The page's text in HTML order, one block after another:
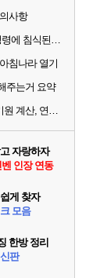
사항
[아에테리온 생태] 흑정령에 침식된 검사/용병
침나라 열기
주는거 요약
펄 효율 계산, 포식의 기원 계산, 연금석 계산 사이트 공유
자랑하자
인장 연동
게 찾자
모음
한방 정리
판